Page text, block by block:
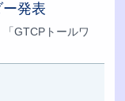
発表
GTCPトールワ